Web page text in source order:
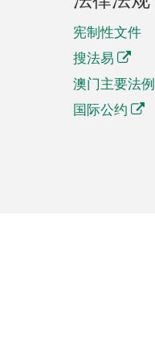
宪制性文件
搜法易
澳门主要法例
国际公约